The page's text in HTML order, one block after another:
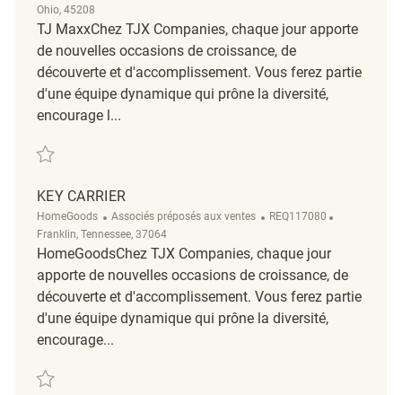
Ohio, 45208
TJ MaxxChez TJX Companies, chaque jour apporte
de nouvelles occasions de croissance, de
découverte et d'accomplissement. Vous ferez partie
d'une équipe dynamique qui prône la diversité,
encourage l...
Sauvegarder Full Time Key Carrier Supervisor REQ59293
KEY CARRIER
HomeGoods Catégorie
Associés préposés aux ventes ReqId
REQ117080
Franklin, Tennessee, 37064
HomeGoodsChez TJX Companies, chaque jour
apporte de nouvelles occasions de croissance, de
découverte et d'accomplissement. Vous ferez partie
d'une équipe dynamique qui prône la diversité,
encourage...
Sauvegarder Key Carrier REQ117080